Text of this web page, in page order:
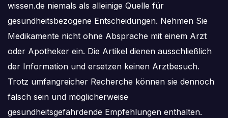
wissen.de niemals als alleinige Quelle für
gesundheitsbezogene Entscheidungen. Nehmen Sie
Medikamente nicht ohne Absprache mit einem Arzt
oder Apotheker ein. Die Artikel dienen ausschließlich
der Information und ersetzen keinen Arztbesuch.
Trotz umfangreicher Recherche können sie dennoch
falsch sein und möglicherweise
gesundheitsgefährdende Empfehlungen enthalten.